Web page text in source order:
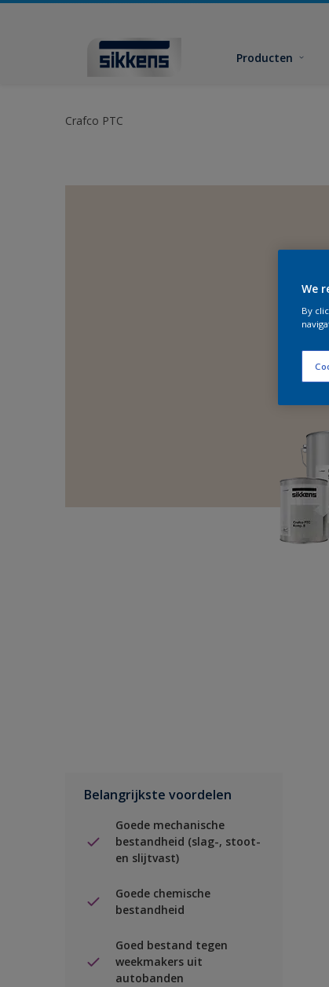
Producten
Crafco PTC
Belangrijkste voordelen
Goede mechanische
bestandheid (slag-, stoot-
en slijtvast)
Goede chemische
bestandheid
Goed bestand tegen
weekmakers uit
autobanden
We
By